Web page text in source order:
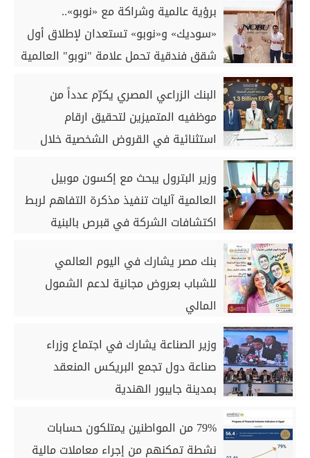
برؤية عالمية وشراكة مع «نوبو»..
«سوديك» و«نوبو» تستعدان لإطلاق أول
شقق فندقية تحمل علامة "نوبو" العالمية
أيام
البنك الزراعي المصري يكرّم عدداً من
موظفيه المتميزين لتحقيق ارقام
استثنائية في القروض الشخصية خلال
وزير البترول يبحث مع إكسون موبيل
العالمية آليات تنفيذ مذكرة التفاهم لربط
اكتشافات الشركة في قبرص بالبنية
بنك مصر يشارك في اليوم العالمي
للشباب بعروض مجانية لدعم الشمول
المالي
وزير الصناعة يشارك في اجتماع وزراء
صناعة دول تجمع البريكس المنعقد
بمدينة جايبور الهندية
79% من المواطنين يمتلكون حسابات
نشطة تمكنهم من إجراء معاملات مالية